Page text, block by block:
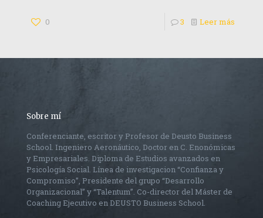
0 3 Leer más
Sobre mí
Conferenciante, escritor y Profesor de Deusto Business
School. Ingeniero Aeronáutico, Doctor en C. Enonómicas
y Empresariales. Diploma de Estudios avanzados en
Psicología Social. Línea de investigacion “Confianza y
Compromiso”, Presidente del grupo “Desarrollo
Organizacional” y “Talentum”. Co-director del Máster de
Coaching Ejecutivo en DEUSTO Business School.